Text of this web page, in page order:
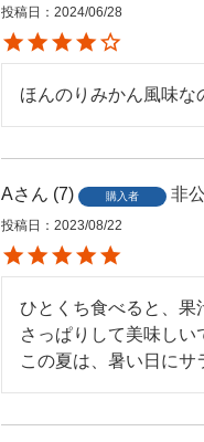
投稿日 2024/06/28
ほんのりみかん風味な
A 7 購入者 非
投稿日 2023/08/22
ひとくち食べると、果
さっぱりして美味しい
この夏は、暑い日にサ